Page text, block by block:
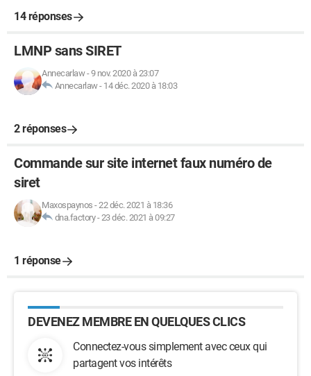
14 réponses
LMNP sans SIRET
Annecarlaw-9 nov. 2020 à 23:07
Annecarlaw- 14 déc. 2020 à 18:03
2 réponses
Commande sur site internet faux numéro de
siret
Maxospaynos -22 déc. 2021 à 18:36
dna.factory-23 déc. 2021 à 09:27
1 réponse
DEVENEZ MEMBRE EN QUELQUES CLICS
Connectez-vous simplement avec ceux qui
partagent vos intérêts